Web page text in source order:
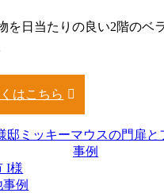
を日当たりの良い2階のベ
はこちら
I様
例